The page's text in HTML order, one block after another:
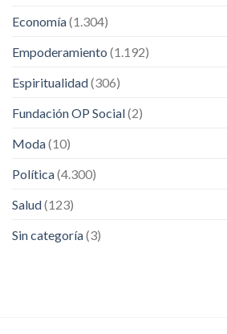
Economía(1.304)
Empoderamiento (1.192)
Espiritualidad(306)
Fundación OP Social(2)
Moda(10)
Política(4.300)
Salud(123)
Sin categoría(3)